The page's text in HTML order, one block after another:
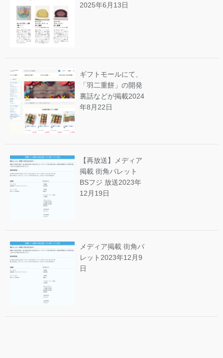
2025年6月13日
ギフトモールにて、
「羽二重餅」の開発
裏話などが掲載2024
年8月22日
【再放送】メディア
掲載 街角パレット
BSフジ 放送2023年
12月19日
メディア掲載 街角パ
レット2023年12月9
日